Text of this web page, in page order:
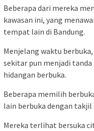
Beberapa dari mereka
kawasan ini, yang
tempat lain di Bandung.
Menjelang waktu
sekitar pun menjadi
hidangan berbuka.
Beberapa memilih
lain berbuka dengan takjil
Mereka terlihat bersuka